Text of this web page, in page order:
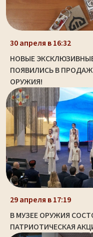
30 апреля в 16:32
НОВЫЕ
ПОЯВИЛИСЬ В
ОРУЖИЯ!
29 апреля в 17:19
В МУЗЕЕ ОРУЖИЯ
ПАТРИОТИЧЕСКАЯ